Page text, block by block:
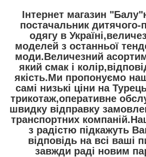
Інтернет магазин
постачальник дитячого-
одягу в
моделей з останньої
моди.Величезний
який смак і
якість.Ми пропонуємо
самі низькі ціни на
трикотаж,оперативне
швидку відправку
транспортних
з радістю підкажуть
відповідь на всі ваші
завжди раді новим